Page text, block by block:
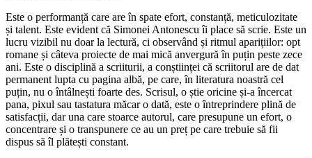
Este o performanță care are în spate efort, constanță, meticulozitate
și talent. Este evident că Simonei Antonescu îi place să scrie. Este un
lucru vizibil nu doar la lectură, ci observând și ritmul aparițiilor: opt
romane și câteva proiecte de mai mică anvergură în puțin peste zece
ani. Este o disciplină a scriiturii, a conștiinței că scriitorul are de dat
permanent lupta cu pagina albă, pe care, în literatura noastră cel
puțin, nu o întâlnești foarte des. Scrisul, o știe oricine și-a încercat
pana, pixul sau tastatura măcar o dată, este o întreprindere plină de
satisfacții, dar una care stoarce autorul, care presupune un efort, o
concentrare și o transpunere ce au un preț pe care trebuie să fii
dispus să îl plătești constant.